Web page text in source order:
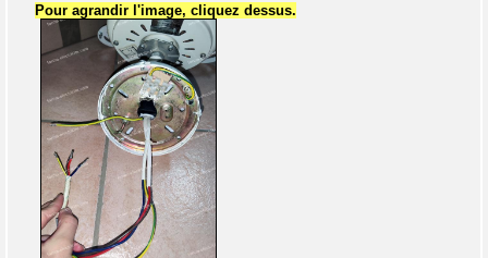
Pour agrandir l'image, cliquez dessus.